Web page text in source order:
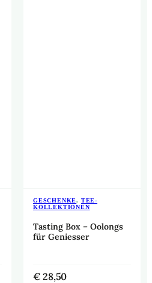
GESCHENKE, TEE-
KOLLEKTIONEN
Tasting Box – Oolongs
für Geniesser
€ 28,50